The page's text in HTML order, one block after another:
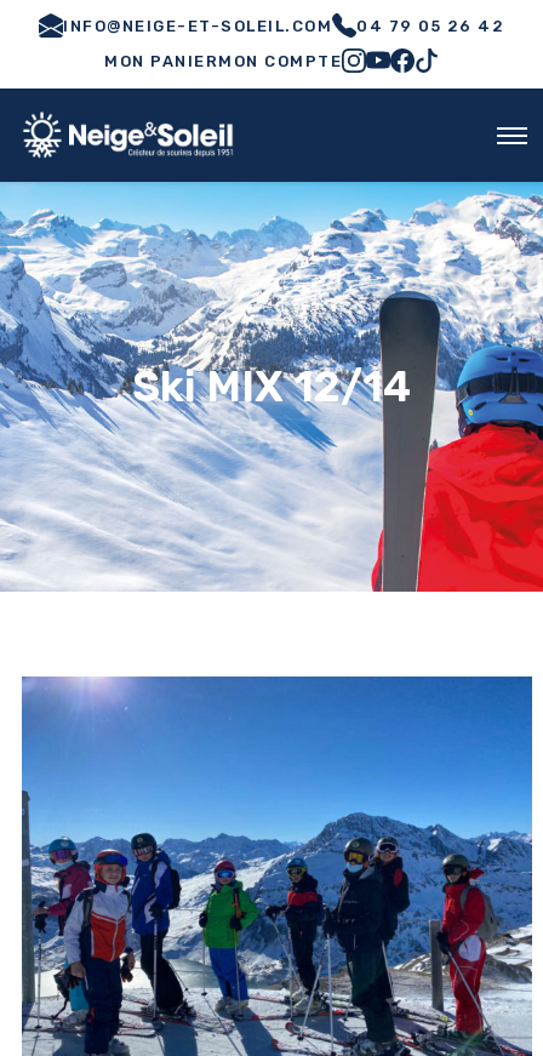
INFO@NEIGE-ET-SOLEIL.COM
04 79 05 26 42
MON PANIERMON COMPTE
Ski MIX 12/14